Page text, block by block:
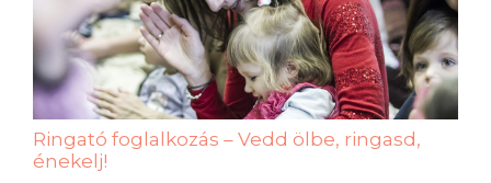
Ringató foglalkozás – Vedd ölbe, ringasd,
énekelj!